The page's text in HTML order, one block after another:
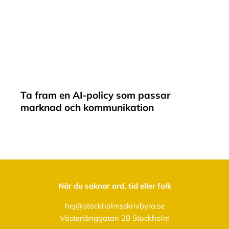
Ta fram en AI-policy som passar
marknad och kommunikation
När du saknar ord, tid eller folk
hej@stockholmsskrivbyra.se
Västerlånggatan 28 Stockholm